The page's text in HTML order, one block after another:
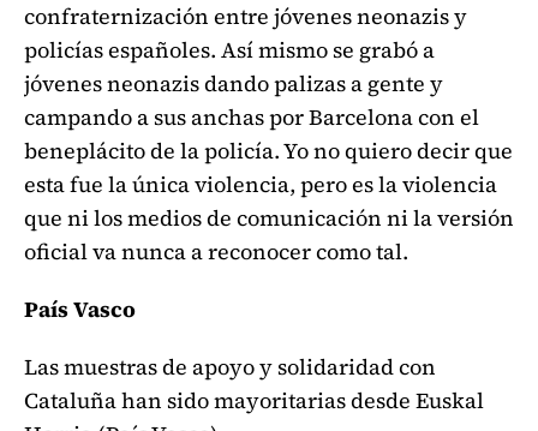
confraternización entre jóvenes neonazis y
policías españoles. Así mismo se grabó a
jóvenes neonazis dando palizas a gente y
campando a sus anchas por Barcelona con el
beneplácito de la policía. Yo no quiero decir que
esta fue la única violencia, pero es la violencia
que ni los medios de comunicación ni la versión
oficial va nunca a reconocer como tal.
País Vasco
Las muestras de apoyo y solidaridad con
Cataluña han sido mayoritarias desde Euskal